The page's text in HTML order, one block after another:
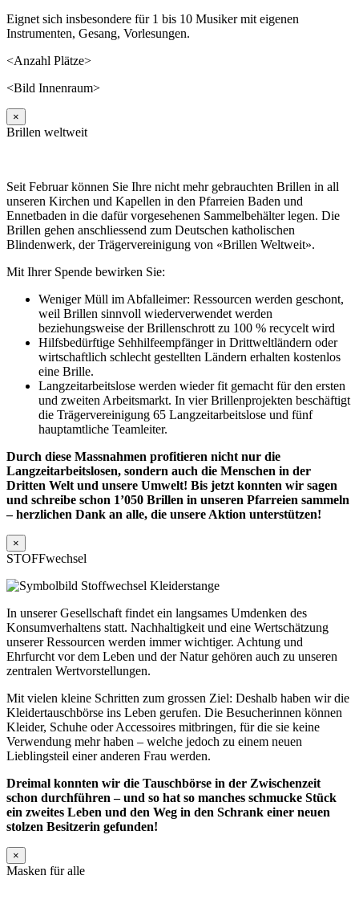
Eignet sich insbesondere für 1 bis 10 Musiker mit eigenen
Instrumenten, Gesang, Vorlesungen.
<Anzahl Plätze>
<Bild Innenraum>
×
Brillen weltweit
Seit Februar können Sie Ihre nicht mehr gebrauchten Brillen in all
unseren Kirchen und Kapellen in den Pfarreien Baden und
Ennetbaden in die dafür vorgesehenen Sammelbehälter legen. Die
Brillen gehen anschliessend zum Deutschen katholischen
Blindenwerk, der Trägervereinigung von «Brillen Weltweit».
Mit Ihrer Spende bewirken Sie:
Weniger Müll im Abfalleimer: Ressourcen werden geschont,
weil Brillen sinnvoll wiederverwendet werden
beziehungsweise der Brillenschrott zu 100 % recycelt wird
Hilfsbedürftige Sehhilfeempfänger in Drittweltländern oder
wirtschaftlich schlecht gestellten Ländern erhalten kostenlos
eine Brille.
Langzeitarbeitslose werden wieder fit gemacht für den ersten
und zweiten Arbeitsmarkt. In vier Brillenprojekten beschäftigt
die Trägervereinigung 65 Langzeitarbeitslose und fünf
hauptamtliche Teamleiter.
Durch diese Massnahmen profitieren nicht nur die
Langzeitarbeitslosen, sondern auch die Menschen in der
Dritten Welt und unsere Umwelt! Bis jetzt konnten wir sagen
und schreibe schon 1’050 Brillen in unseren Pfarreien sammeln
– herzlichen Dank an alle, die unsere Aktion unterstützen!
×
STOFFwechsel
In unserer Gesellschaft findet ein langsames Umdenken des
Konsumverhaltens statt. Nachhaltigkeit und eine Wertschätzung
unserer Ressourcen werden immer wichtiger. Achtung und
Ehrfurcht vor dem Leben und der Natur gehören auch zu unseren
zentralen Wertvorstellungen.
Mit vielen kleine Schritten zum grossen Ziel: Deshalb haben wir die
Kleidertauschbörse ins Leben gerufen. Die Besucherinnen können
Kleider, Schuhe oder Accessoires mitbringen, für die sie keine
Verwendung mehr haben – welche jedoch zu einem neuen
Lieblingsteil einer anderen Frau werden.
Dreimal konnten wir die Tauschbörse in der Zwischenzeit
schon durchführen – und so hat so manches schmucke Stück
ein zweites Leben und den Weg in den Schrank einer neuen
stolzen Besitzerin gefunden!
×
Masken für alle